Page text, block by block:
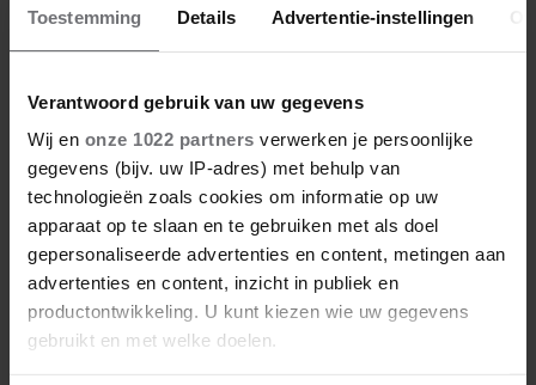
Toestemming Details Advertentie-instellingen
Verantwoord gebruik van uw gegevens
Wij en onze 1022 partners verwerken je persoonlijke
gegevens (bijv. uw IP-adres) met behulp van
technologieën zoals cookies om informatie op uw
apparaat op te slaan en te gebruiken met als doel
gepersonaliseerde advertenties en content, metingen aan
advertenties en content, inzicht in publiek en
productontwikkeling. U kunt kiezen wie uw gegevens
gebruikt en met welke doelen.
Wat als je stiekem verliefd op
een ander bent?